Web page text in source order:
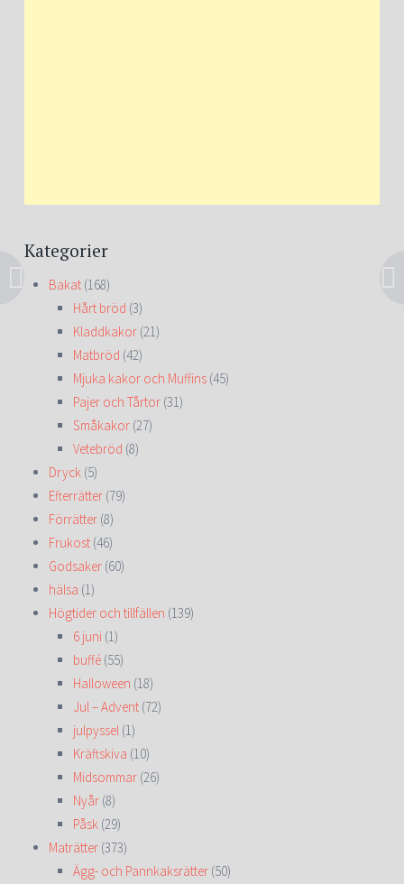
Kategorier
Bakat (168)
Hårt bröd (3)
Kladdkakor (21)
Matbröd (42)
Mjuka kakor och Muffins (45)
Pajer och Tårtor (31)
Småkakor (27)
Vetebröd (8)
Dryck (5)
Efterrätter (79)
Förrätter (8)
Frukost (46)
Godsaker (60)
hälsa (1)
Högtider och tillfällen (139)
6 juni (1)
buffé (55)
Halloween (18)
Jul – Advent (72)
julpyssel (1)
Kräftskiva (10)
Midsommar (26)
Nyår (8)
Påsk (29)
Maträtter (373)
Ägg- och Pannkaksrätter (50)